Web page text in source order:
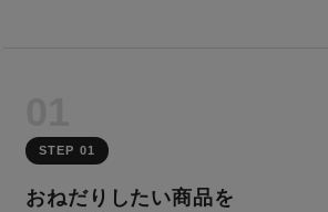
STEP 01
おねだりしたい商品を